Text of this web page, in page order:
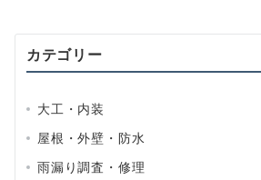
カテゴリー
大工・内装
屋根・外壁・防水
雨漏り調査・修理